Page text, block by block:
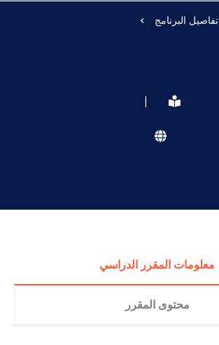
تفاصيل البرنامج
|
معلومات المقرر الدراسي
محتوى المقرر